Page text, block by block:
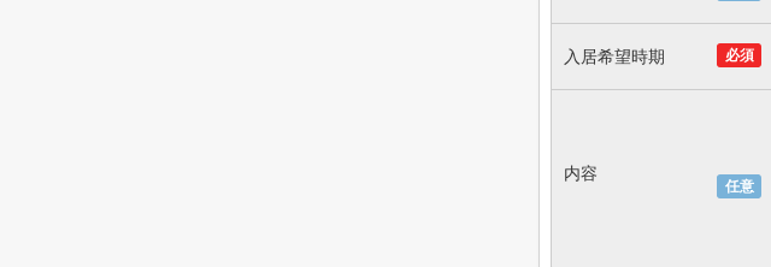
必須
入居希望時期
任意
内容